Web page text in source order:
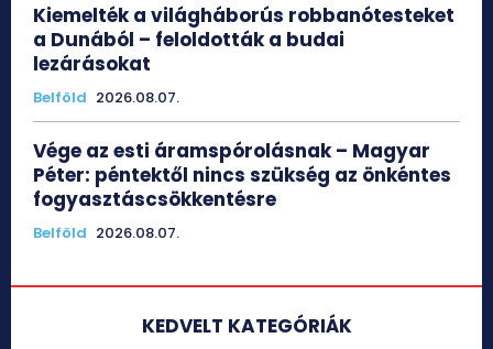
Kiemelték a világháborús robbanótesteket
a Dunából – feloldották a budai
lezárásokat
Belföld 2026.08.07.
Vége az esti áramspórolásnak – Magyar
Péter: péntektől nincs szükség az önkéntes
fogyasztáscsökkentésre
Belföld 2026.08.07.
KEDVELT KATEGÓRIÁK